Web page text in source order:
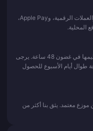
نحن ندعم بطاقات Visa وMastercard وJCB، والعملات الرقمية، وApple Pay،
تتوفر عمليات الاسترداد للطلبات التي لم يتم تسليمها في غضون 48 ساعة. يرجى
طوال أيام الأسبوع للحصول
معتمد. يثق بنا أكثر من